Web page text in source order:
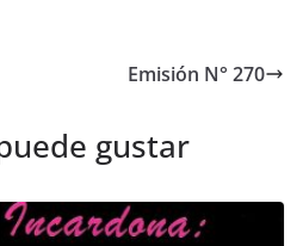
Emisión N° 270
gustar